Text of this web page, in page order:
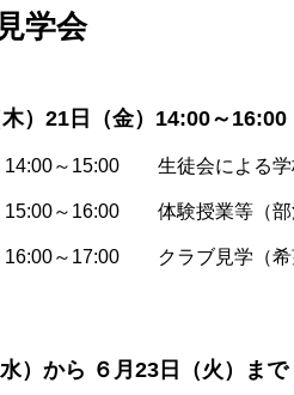
学会
木）21日（金）14:00～
～15:00 生徒会による学
～16:00 体験授業等（部
～17:00 クラブ見学（希
）から ６月23日（火）まで